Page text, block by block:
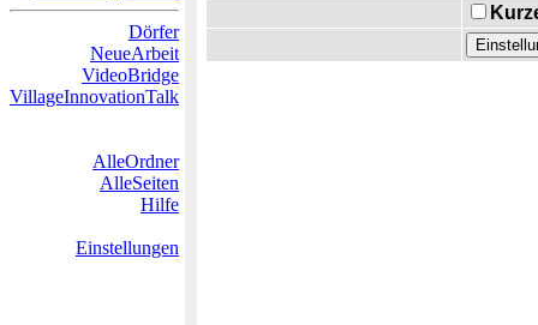
Dörfer
NeueArbeit
VideoBridge
VillageInnovationTalk
AlleOrdner
AlleSeiten
Hilfe
Einstellungen